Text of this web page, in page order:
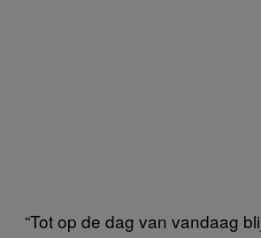
“Tot op de dag van vandaag